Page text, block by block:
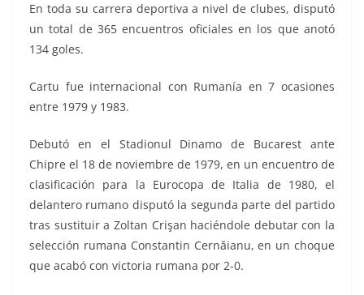
En toda su carrera deportiva a nivel de clubes, disputó
un total de 365 encuentros oficiales en los que anotó
134 goles.
Cartu fue internacional con Rumanía en 7 ocasiones
entre 1979 y 1983.
Debutó en el Stadionul Dinamo de Bucarest ante
Chipre el 18 de noviembre de 1979, en un encuentro de
clasificación para la Eurocopa de Italia de 1980, el
delantero rumano disputó la segunda parte del partido
tras sustituir a Zoltan Crişan haciéndole debutar con la
selección rumana Constantin Cernăianu, en un choque
que acabó con victoria rumana por 2-0.